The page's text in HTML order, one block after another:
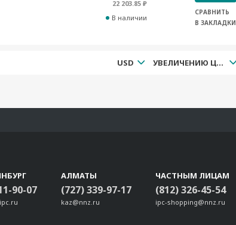
22 203.85 ₽
В наличии
СРАВНИТЬ
В ЗАКЛАДКИ
USD УВЕЛИЧЕНИЮ ЦЕНЫ
90-07
АЛМАТЫ
(727) 339-97-17
kaz@nnz.ru
ЧАСТНЫМ ЛИЦАМ
(812) 326-45-54
ipc-shopping@nnz.ru